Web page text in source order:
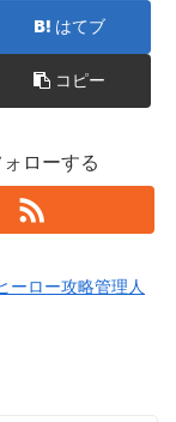
はてブ
コピー
ローする
ーロー攻略管理人